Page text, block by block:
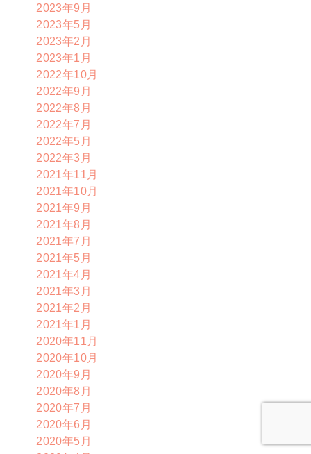
2023年9月
2023年5月
2023年2月
2023年1月
2022年10月
2022年9月
2022年8月
2022年7月
2022年5月
2022年3月
2021年11月
2021年10月
2021年9月
2021年8月
2021年7月
2021年5月
2021年4月
2021年3月
2021年2月
2021年1月
2020年11月
2020年10月
2020年9月
2020年8月
2020年7月
2020年6月
2020年5月